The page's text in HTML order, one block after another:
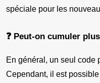
spéciale pour les
❓ Peut-on cumuler
En général, un seul code
Cependant, il est